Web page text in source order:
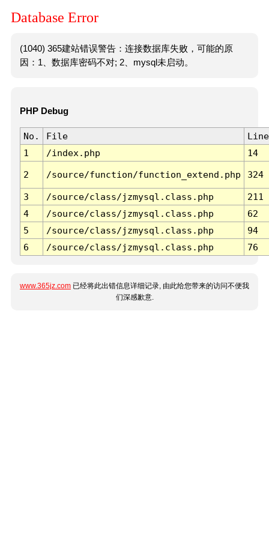
Database Error
(1040) 365建站错误警告：连接数据库失败，可能的原
因：1、数据库密码不对; 2、mysql未启动。
PHP Debug
No. File
Line
1
/index.php 14
2 /source/function/function_extend.php 324
3 /source/class/jzmysql.class.php
211
4
/source/class/jzmysql.class.php
62
5
/source/class/jzmysql.class.php
94
6
/source/class/jzmysql.class.php 76
www.365jz.com 已经将此出错信息详细记录, 由此给您带来的访问不便我
们深感歉意.